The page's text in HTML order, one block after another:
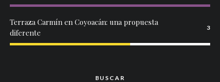
Terraza Carmín en Coyoacán: una propuesta
diferente
3
BUSCAR